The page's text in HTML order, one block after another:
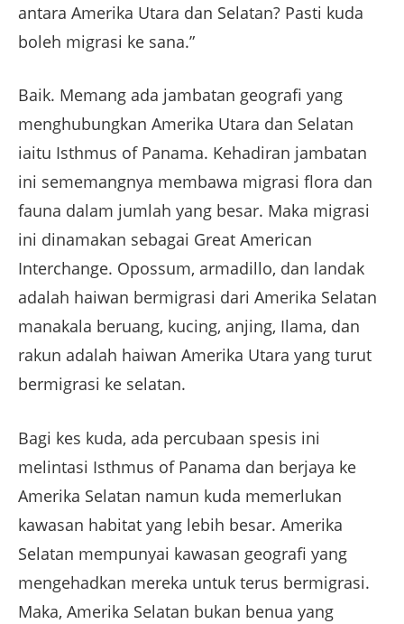
antara Amerika Utara dan Selatan? Pasti kuda
boleh migrasi ke sana.”
Baik. Memang ada jambatan geografi yang
menghubungkan Amerika Utara dan Selatan
iaitu Isthmus of Panama. Kehadiran jambatan
ini sememangnya membawa migrasi flora dan
fauna dalam jumlah yang besar. Maka migrasi
ini dinamakan sebagai Great American
Interchange. Opossum, armadillo, dan landak
adalah haiwan bermigrasi dari Amerika Selatan
manakala beruang, kucing, anjing, Ilama, dan
rakun adalah haiwan Amerika Utara yang turut
bermigrasi ke selatan.
Bagi kes kuda, ada percubaan spesis ini
melintasi Isthmus of Panama dan berjaya ke
Amerika Selatan namun kuda memerlukan
kawasan habitat yang lebih besar. Amerika
Selatan mempunyai kawasan geografi yang
mengehadkan mereka untuk terus bermigrasi.
Maka, Amerika Selatan bukan benua yang